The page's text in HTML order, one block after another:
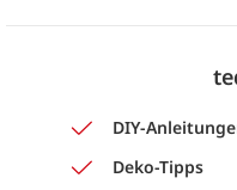
DIY-
Deko-Tipps